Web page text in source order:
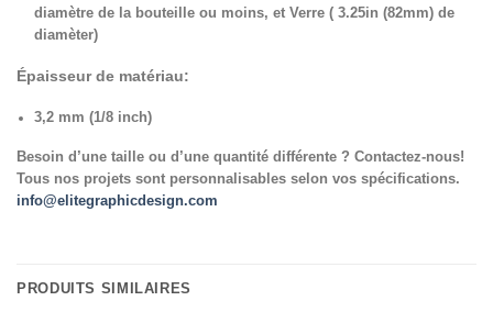
diamètre de la bouteille ou moins, et Verre ( 3.25in (82mm) de
diamèter)
Épaisseur de matériau:
3,2 mm (1/8 inch)
Besoin d’une taille ou d’une quantité différente ? Contactez-nous!
Tous nos projets sont personnalisables selon vos spécifications.
info@elitegraphicdesign.com
PRODUITS SIMILAIRES